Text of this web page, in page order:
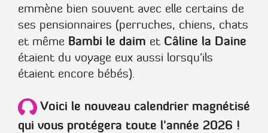
emmène bien souvent avec elle certains de
ses pensionnaires (perruches, chiens, chats
et même Bambi le daim et Câline la Daine
étaient du voyage eux aussi lorsqu'ils
étaient encore bébés).
Voici le nouveau calendrier magnétisé
qui vous protégera toute l'année 2026 !